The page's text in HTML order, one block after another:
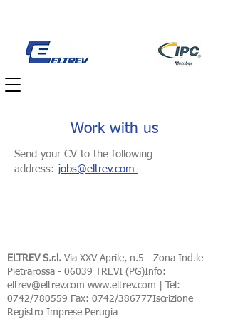
Work with us
Send your CV to the following
address: jobs@eltrev.com
ELTREV S.r.l. Via XXV Aprile, n.5 - Zona Ind.le
Pietrarossa - 06039 TREVI (PG)Info:
eltrev@eltrev.com www.eltrev.com | Tel:
0742/780559 Fax: 0742/386777Iscrizione
Registro Imprese Perugia